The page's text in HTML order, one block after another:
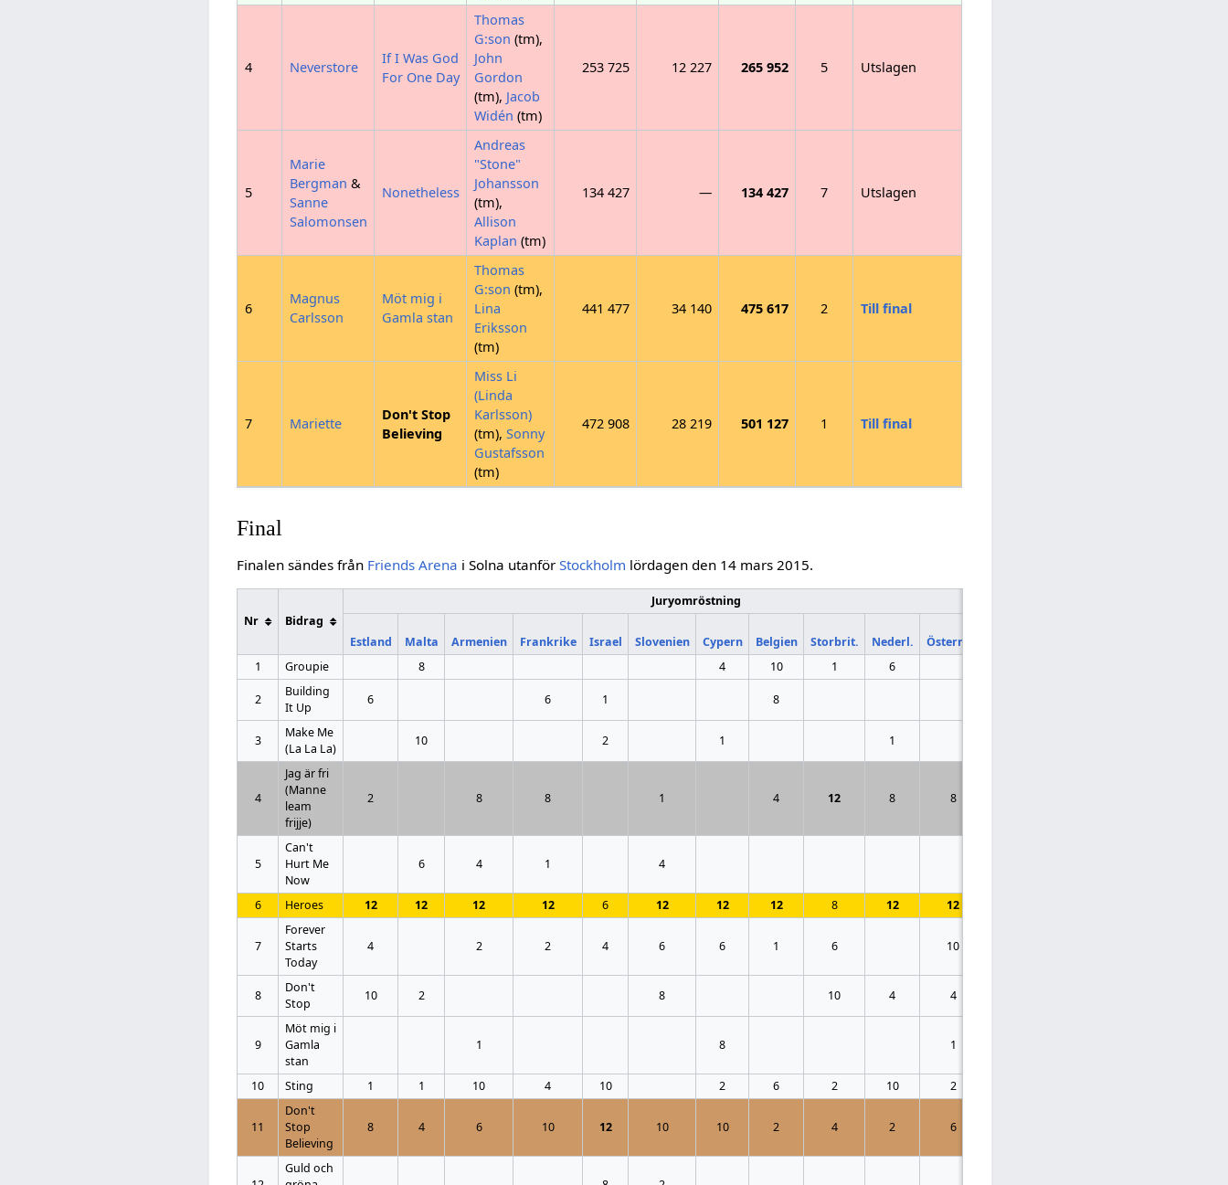
4 Neverstore
If I Was God
For One Day
Thomas
G:son (tm),
John
Gordon
(tm), Jacob
Widén (tm)
253 725 12 227 265 952 5 Utslagen
5
Marie
Bergman &
Sanne
Salomonsen
Nonetheless
Andreas
"Stone"
Johansson
(tm),
Allison
Kaplan (tm)
134 427 — 134 427 7 Utslagen
6
Magnus
Carlsson
Möt mig i
Gamla stan
Thomas
G:son (tm),
Lina
Eriksson
(tm)
441 477 34 140 475 617 2 Till final
7 Mariette
Don't Stop
Believing
Miss Li
(Linda
Karlsson)
(tm), Sonny
Gustafsson
(tm)
472 908 28 219 501 127 1 Till final
Final
Finalen sändes från Friends Arena i Solna utanförStockholm lördagen den 14 mars 2015.
Nr Bidrag
Juryomröstning
Estland Malta Armenien Frankrike Israel Slovenien Cypern Belgien Storbrit. Nederl. Österrike
1
Groupie 8 4 10 1 6
2
Building
It Up
6 6 1 8
3
Make Me
(La La La)
10 2 1 1
4
Jag är fri
(Manne
leam
frijje)
2 8 8 1 4 12 8 8
5
Can't
Hurt Me
Now
6 4 1 4
6 Heroes 12 12 12 12 6 12 12 12 8 12 12
7
Forever
Starts
Today
4 2 2 4 6 6 1 6 10
8
Don't
Stop
10 2 8 10 4 4
9
Möt mig i
Gamla
stan
1 8 1
10 Sting 1 1 10 4 10 2 6 2 10 2
11
Don't
Stop
Believing
8 4 6 10 12 10 10 2 4 2 6
Guld och